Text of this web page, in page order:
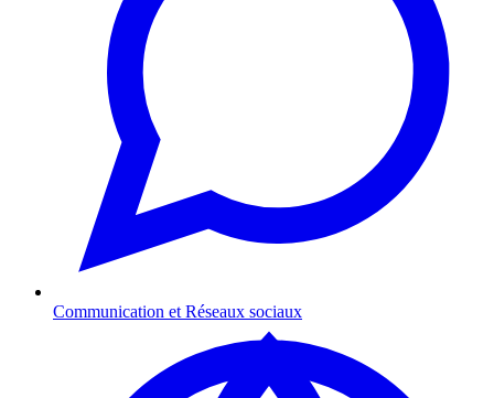
Communication et Réseaux sociaux